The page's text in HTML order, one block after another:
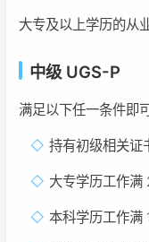
大专及以上学历的从
中级 UGS-P
满足以下任一条件即
持有初级相关证
大专学历工作满
本科学历工作满